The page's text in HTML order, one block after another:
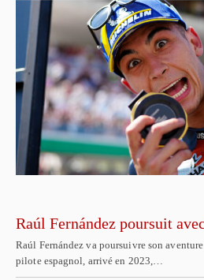
Raúl Fernández poursuit
Raúl Fernández va poursuivre son
pilote espagnol, arrivé en 2023,…